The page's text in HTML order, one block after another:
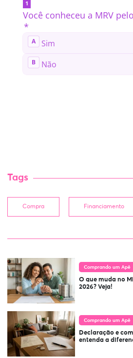
Tags
Compra Financiamento
Comprando um Apê
O que muda no
2026? Veja!
Comprando um Apê
Declaração e
entenda a